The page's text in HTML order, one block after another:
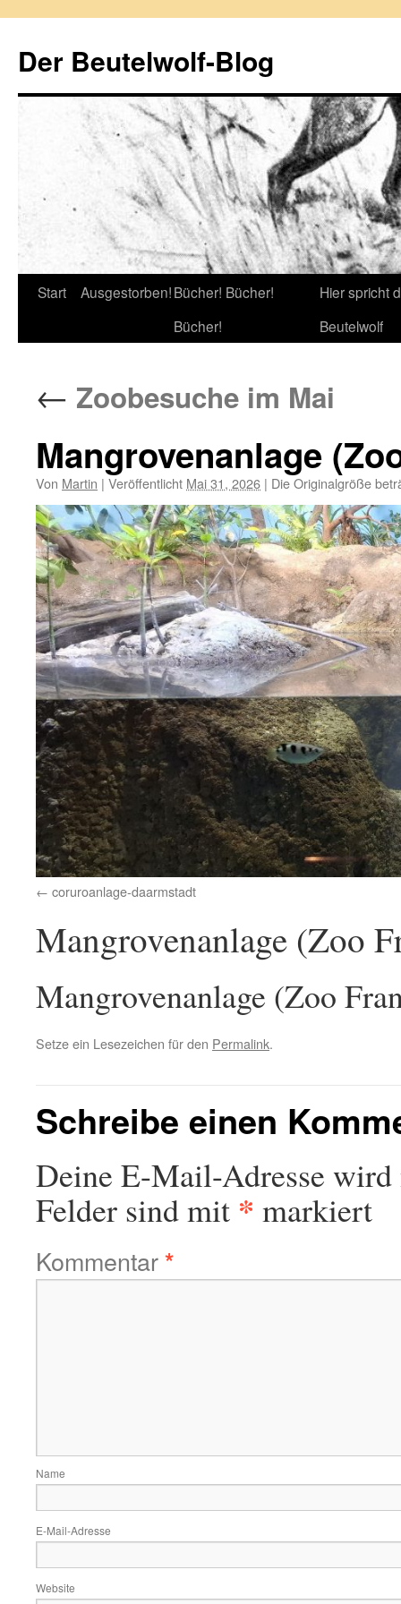
springen
Der Beutelwolf-Blog
Start Ausgestorben!Bücher! Bücher!
Bücher!
Hier spricht
Beutelwolf
← Zoobesuche im Mai
Mangrovenanlage
Von Martin | Veröffentlicht Mai 31, 2026 | Die Originalgröße
coruroanlage-daarmstadt
Mangrovenanlage (Zoo
Mangrovenanlage (Zoo
Setze ein Lesezeichen für den Permalink.
Schreibe einen
Deine E-Mail-Adresse
Felder sind mit * markiert
Kommentar*
Name
E-Mail-Adresse
Website